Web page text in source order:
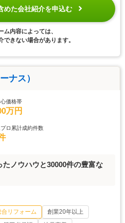
めた会社紹介を申込む
内容によっては、
できない場合があります。
ナス）
価格帯
万円
ロ累計成約件数
ノウハウと30000件の豊富な
合リフォーム
創業20年以上